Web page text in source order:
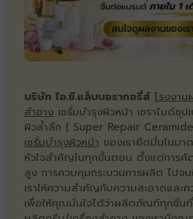
บริษัท ไอ.ซี.แล็บบอราทอรี่ส์ โรงงา
สำอาง เซรั่มบำรุงผิวหน้า เซราไมด์ซุ
ผิวล้ำลึก ( Super Repair
เซรั่มบำรุงผิวหน้า ของเรายึดมั่นในมา
หัวใจสำคัญในทุกขั้นตอน ตั้งแต่การ
สูง การควบคุมกระบวนการผลิต ไปจ
เราให้ความสำคัญกับความสะอาดแล
เพื่อให้คุณมั่นใจได้ว่าผลิตภัณฑ์ทุกชิ้นที่